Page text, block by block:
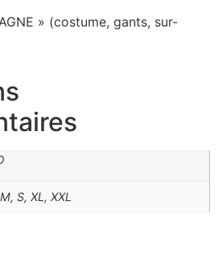
» (costume, gants, sur-
S, XL, XXL